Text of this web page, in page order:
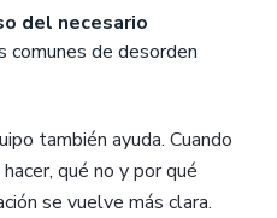
del necesario
comunes de desorden
también ayuda. Cuando
qué no y por qué
se vuelve más clara.